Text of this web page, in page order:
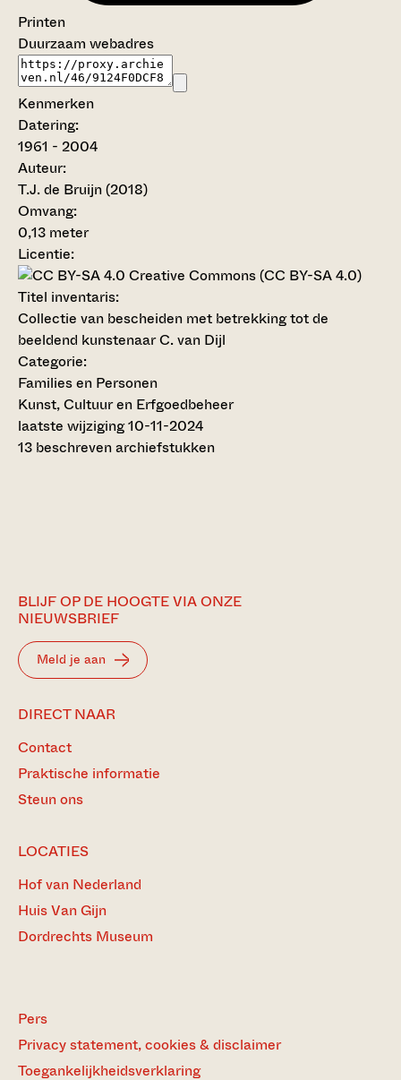
Printen
Duurzaam webadres
Kenmerken
Datering:
1961 - 2004
Auteur:
T.J. de Bruijn (2018)
Omvang:
0,13 meter
Licentie:
Creative Commons (CC BY-SA 4.0)
Titel inventaris:
Collectie van bescheiden met betrekking tot de
beeldend kunstenaar C. van Dijl
Categorie:
Families en Personen
Kunst, Cultuur en Erfgoedbeheer
laatste wijziging 10-11-2024
13 beschreven archiefstukken
BLIJF OP DE HOOGTE VIA ONZE
NIEUWSBRIEF
Meld je aan
DIRECT NAAR
Contact
Praktische informatie
Steun ons
LOCATIES
Hof van Nederland
Huis Van Gijn
Dordrechts Museum
Pers
Privacy statement, cookies & disclaimer
Toegankelijkheidsverklaring